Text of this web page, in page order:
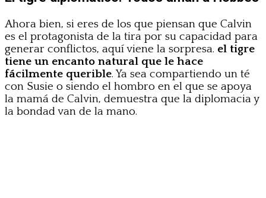
Ahora bien, si eres de los que piensan que Calvin
es el protagonista de la tira por su capacidad para
generar conflictos, aquí viene la sorpresa. el tigre
tiene un encanto natural que le hace
fácilmente querible. Ya sea compartiendo un té
con Susie o siendo el hombro en el que se apoya
la mamá de Calvin, demuestra que la diplomacia y
la bondad van de la mano.